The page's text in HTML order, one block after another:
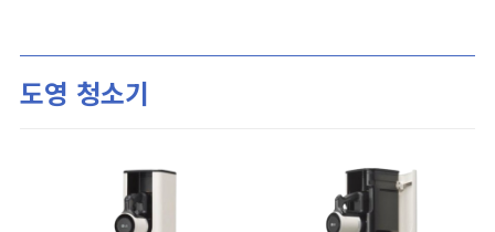
도영 청소기